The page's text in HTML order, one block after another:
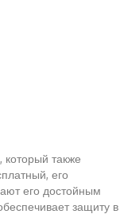
также
его
его достойным
защиту в